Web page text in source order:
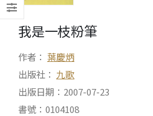
我是一枝粉筆
作者： 葉慶炳
出版社： 九歌
出版日期：2007-07-23
書號：0104108